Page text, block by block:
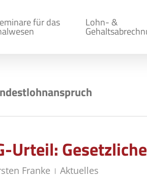
für das Lohn- &
Urteil:
Franke
Aktuelles